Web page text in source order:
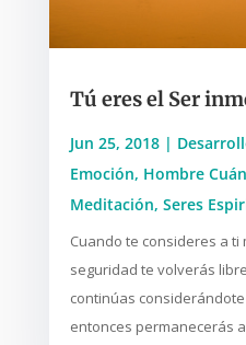
Tú eres el Ser
Jun 25, 2018|
Emoción, Hombre
Meditación, Seres
Cuando te consideres a ti
seguridad te volverás
continúas
entonces permanecerás